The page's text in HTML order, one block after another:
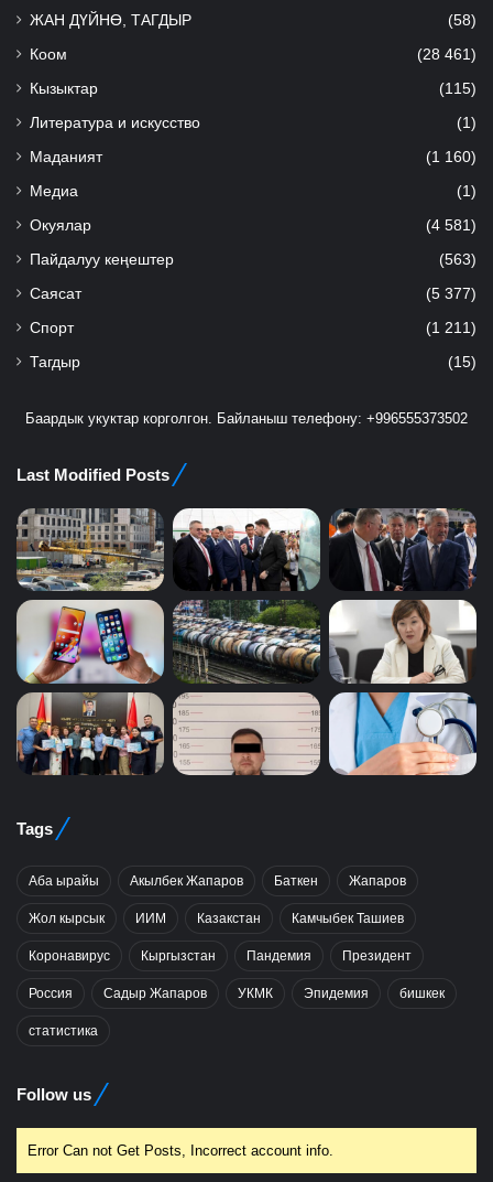
ЖАН ДҮЙНӨ, ТАГДЫР (58)
Коом (28 461)
Кызыктар (115)
Литература и искусство (1)
Маданият (1 160)
Медиа (1)
Окуялар (4 581)
Пайдалуу кеңештер (563)
Саясат (5 377)
Спорт (1 211)
Тагдыр (15)
Баардык укуктар корголгон. Байланыш телефону: +996555373502
Last Modified Posts
Tags
Аба ырайы Акылбек Жапаров Баткен Жапаров
Жол кырсык ИИМ Казакстан Камчыбек Ташиев
Коронавирус Кыргызстан Пандемия Президент
Россия Садыр Жапаров УКМК Эпидемия бишкек
статистика
Follow us
Error Can not Get Posts, Incorrect account info.